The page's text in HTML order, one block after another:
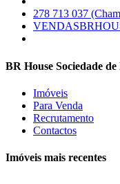
278 713 037
BR House Sociedade
Imóveis
Para Venda
Recrutamento
Contactos
Imóveis mais recentes